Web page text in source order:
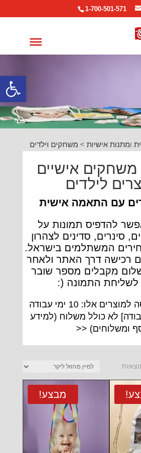
פתח
1-700-501-571
ומתנות אישיות> משחקים וילדים
אישיים
לילדים
עם התאמה אישית
להדפיס תמונות על
סינרים, סדינים לצהרון
המשתלמים בישראל.
רכישה דרך האתר ולאחר
מקבלים מספר שובר
לשליחת התמונה (:
>> זמן ההדפסה למוצרים אלו: 10 ימי עבודה
למידע
ומשלוחים) <<
ממוין
ליקר
מבצע!